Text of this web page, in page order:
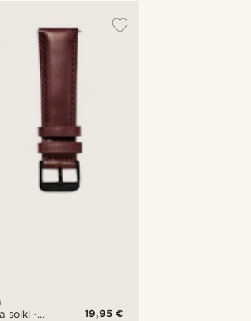
solki -
19,95 €